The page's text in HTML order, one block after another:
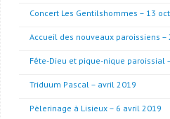
Concert Les Gentilshommes – 13
Accueil des nouveaux paroissiens
Fête-Dieu et pique-nique paroissial
Triduum Pascal – avril 2019
Pèlerinage à Lisieux – 6 avril 2019